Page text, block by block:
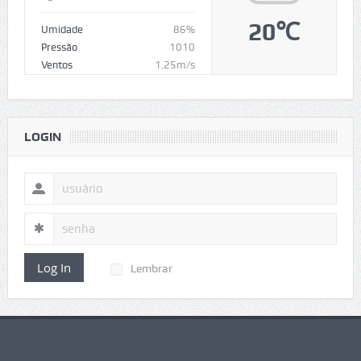
Umidade
86%
Pressão
1010
Ventos
1.25m/s
20℃
LOGIN
Log In Lembrar